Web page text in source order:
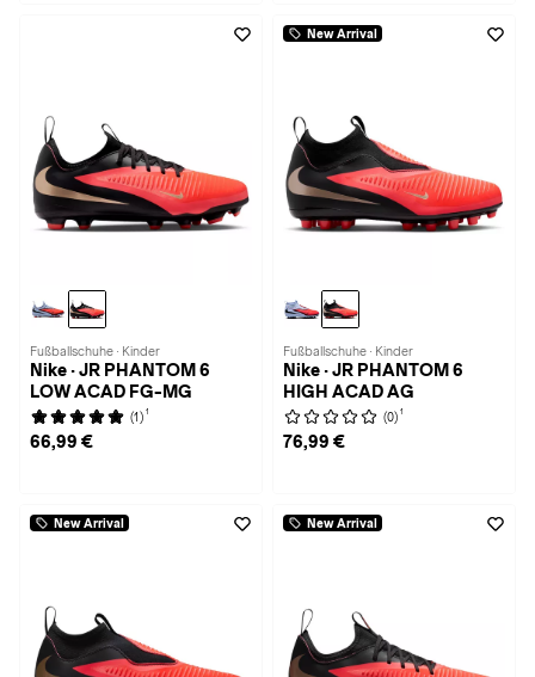
Fußballschuhe · Kinder
Nike · JR PHANTOM 6
LOW ACAD FG-MG
(1) 1
66,99 €
New Arrival
Fußballschuhe · Kinder
Nike · JR PHANTOM 6
HIGH ACAD AG
(0) 1
76,99 €
New Arrival New Arrival